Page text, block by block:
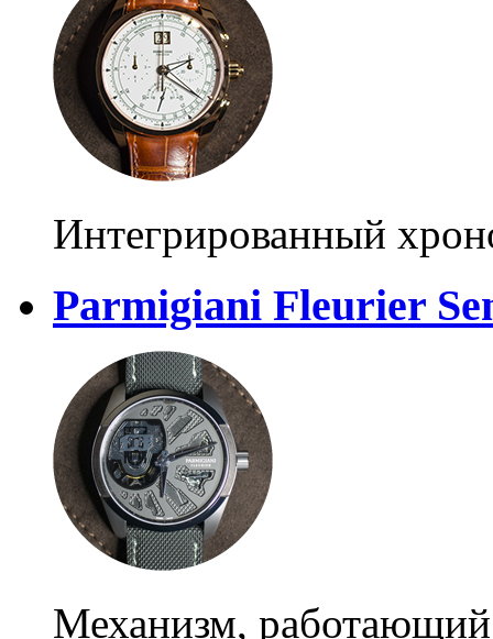
Интегрированный
Parmigiani Fleurier
Механизм, работающий